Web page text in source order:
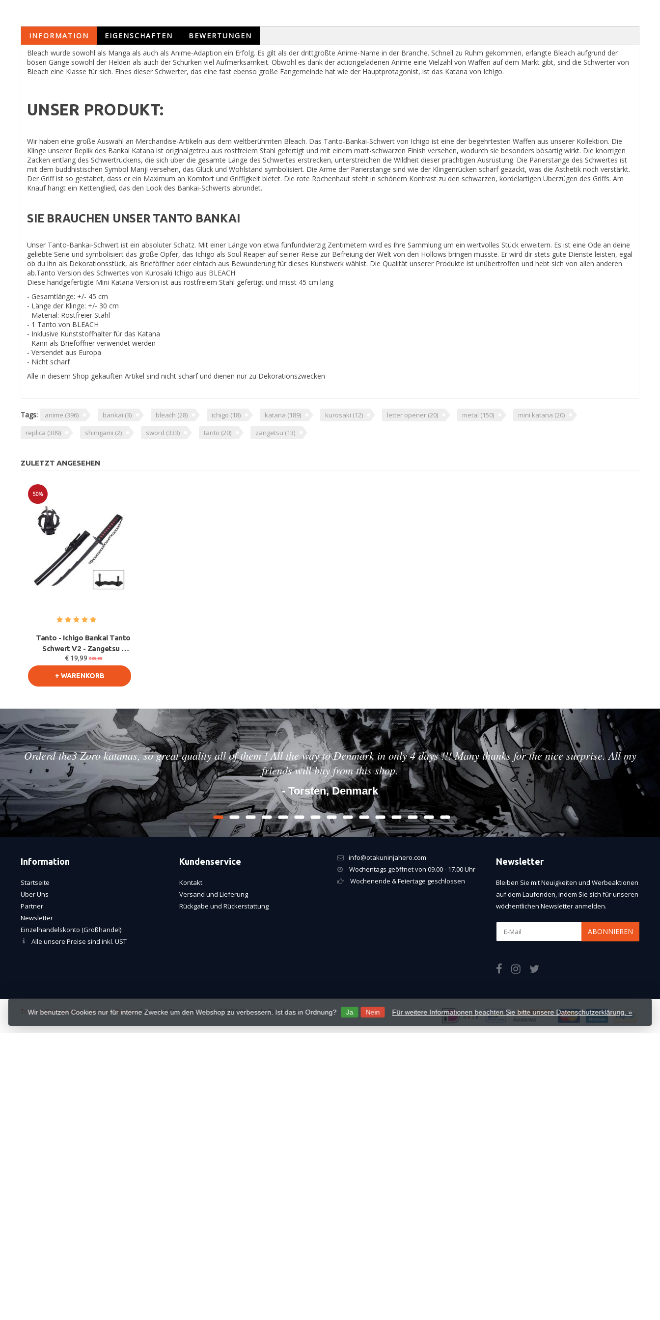
INFORMATION EIGENSCHAFTEN
BEWERTUNGEN
Bleach wurde sowohl als Manga als auch als Anime-Adaption ein Erfolg. Es gilt als der drittgrößte Anime-Name in der Branche. Schnell zu Ruhm gekommen, erlangte Bleach aufgrund der
bösen Gänge sowohl der Helden als auch der Schurken viel Aufmerksamkeit. Obwohl es dank der actiongeladenen Anime eine Vielzahl von Waffen auf dem Markt gibt, sind die Schwerter von
Bleach eine Klasse für sich. Eines dieser Schwerter, das eine fast ebenso große Fangemeinde hat wie der Hauptprotagonist, ist das Katana von Ichigo.
UNSER PRODUKT:
Wir haben eine große Auswahl an Merchandise-Artikeln aus dem weltberühmten Bleach. Das Tanto-Bankai-Schwert von Ichigo ist eine der begehrtesten Waffen aus unserer Kollektion. Die
Klinge unserer Replik des Bankai Katana ist originalgetreu aus rostfreiem Stahl gefertigt und mit einem matt-schwarzen Finish versehen, wodurch sie besonders bösartig wirkt. Die knorrigen
Zacken entlang des Schwertrückens, die sich über die gesamte Länge des Schwertes erstrecken, unterstreichen die Wildheit dieser prächtigen Ausrüstung. Die Parierstange des Schwertes ist
mit dem buddhistischen Symbol Manji versehen, das Glück und Wohlstand symbolisiert. Die Arme der Parierstange sind wie der Klingenrücken scharf gezackt, was die Ästhetik noch verstärkt.
Der Griff ist so gestaltet, dass er ein Maximum an Komfort und Griffigkeit bietet. Die rote Rochenhaut steht in schönem Kontrast zu den schwarzen, kordelartigen Überzügen des Griffs. Am
Knauf hängt ein Kettenglied, das den Look des Bankai-Schwerts abrundet.
SIE BRAUCHEN UNSER TANTO BANKAI
Unser Tanto-Bankai-Schwert ist ein absoluter Schatz. Mit einer Länge von etwa fünfundvierzig Zentimetern wird es Ihre Sammlung um ein wertvolles Stück erweitern. Es ist eine Ode an deine
geliebte Serie und symbolisiert das große Opfer, das Ichigo als Soul Reaper auf seiner Reise zur Befreiung der Welt von den Hollows bringen musste. Er wird dir stets gute Dienste leisten, egal
ob du ihn als Dekorationsstück, als Brieföffner oder einfach aus Bewunderung für dieses Kunstwerk wählst. Die Qualität unserer Produkte ist unübertroffen und hebt sich von allen anderen
ab.Tanto Version des Schwertes von Kurosaki Ichigo aus BLEACH
Diese handgefertigte Mini Katana Version ist aus rostfreiem Stahl gefertigt und misst 45 cm lang
- Gesamtlänge: +/- 45 cm
- Länge der Klinge: +/- 30 cm
- Material: Rostfreier Stahl
- 1 Tanto von BLEACH
- Inklusive Kunststoffhalter für das Katana
- Kann als Brieföffner verwendet werden
- Versendet aus Europa
- Nicht scharf
Alle in diesem Shop gekauften Artikel sind nicht scharf und dienen nur zu Dekorationszwecken
Tags: anime (396) bankai (3) bleach (28) ichigo (18) katana (189) kurosaki (12) letter opener (20) metal (150) mini katana (20)
replica (309) shinigami (2) sword (333) tanto (20) zangetsu (13)
ZULETZT ANGESEHEN
50%
Tanto - Ichigo Bankai Tanto
Schwert V2 - Zangetsu -
Metall BLEACH
€ 19,99 €39,99
+ WARENKORB
Orderd the3 Zoro katanas, so great quality all of them ! All the way to Denmark in only 4 days !!! Many thanks for the nice surprise. All my
friends will buy from this shop.
- Torsten, Denmark
Information
Startseite
Über Uns
Partner
Newsletter
Einzelhandelskonto (Großhandel)
Alle unsere Preise sind inkl. UST
Kundenservice
Kontakt
Versand und Lieferung
Rückgabe und Rückerstattung
info@otakuninjahero.com
Wochentags geöffnet von 09.00 - 17.00 Uhr
Wochenende & Feiertage geschlossen
Newsletter
Bleiben Sie mit Neuigkeiten und Werbeaktionen
auf dem Laufenden, indem Sie sich für unseren
wöchentlichen Newsletter anmelden.
ABONNIEREN
Wir benutzen Cookies nur für interne Zwecke um den Webshop zu verbessern. Ist das in Ordnung? Ja Nein Für weitere Informationen beachten Sie bitte unsere Datenschutzerklärung. »
Terms & Bedingungen-Cookies-SitemapCopyright Otaku Ninja Hero © 2026 Mavericks Distribution